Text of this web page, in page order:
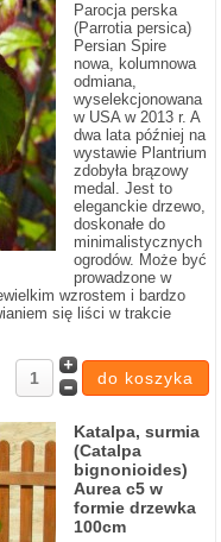
Parocja perska
(Parrotia persica)
Persian Spire
nowa, kolumnowa
odmiana,
wyselekcjonowana
w USA w 2013 r. A
dwa lata później na
wystawie Plantrium
zdobyła brązowy
medal. Jest to
eleganckie drzewo,
doskonałe do
minimalistycznych
ogrodów. Może być
prowadzone w
wzrostem i bardzo
się liści w trakcie
Katalpa, surmia
(Catalpa
bignonioides)
Aurea c5 w
formie drzewka
100cm